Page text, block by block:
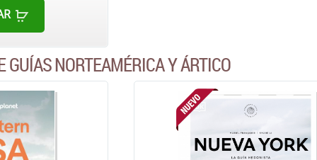
GUÍAS NORTEAMÉRICA Y ÁRTICO